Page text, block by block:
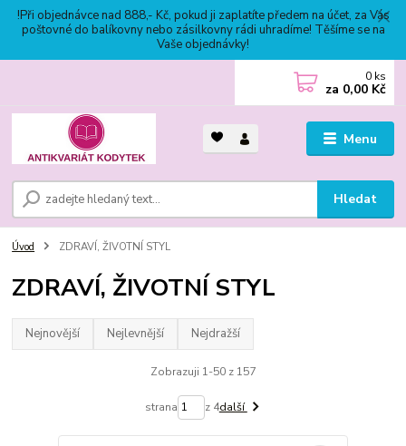
!Při objednávce nad 888,- Kč, pokud ji zaplatíte předem na účet, za Vás
poštovné do balíkovny nebo zásilkovny rádi uhradíme! Těšíme se na
Vaše objednávky!
Menu
Hledat
0 ks
za 0,00 Kč
Úvod ZDRAVÍ, ŽIVOTNÍ STYL
ZDRAVÍ, ŽIVOTNÍ STYL
Nejnovější Nejlevnější Nejdražší
Zobrazuji 1-50 z 157
strana z 4další